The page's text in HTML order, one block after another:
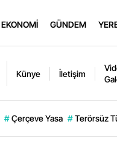
EKONOMİ GÜNDEM
Künye İletişim
# Çerçeve Yasa # Terörsüz